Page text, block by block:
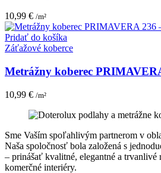
10,99 € /m²
Pridať do košíka
Záťažové koberce
Metrážny koberec
10,99 € /m²
Sme Vaším spoľahlivým partnerom v
Naša spoločnosť bola založená s
– prinášať kvalitné, elegantné a trvanlivé
komerčné interiéry.